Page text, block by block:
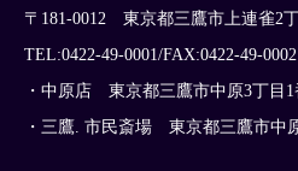
〒181-0012 東京都三鷹市上連雀2
TEL:0422-49-0001/FAX:0422-49-0002
・中原店 東京都三鷹市中原3丁目1
・三鷹. 市民斎場 東京都三鷹市中